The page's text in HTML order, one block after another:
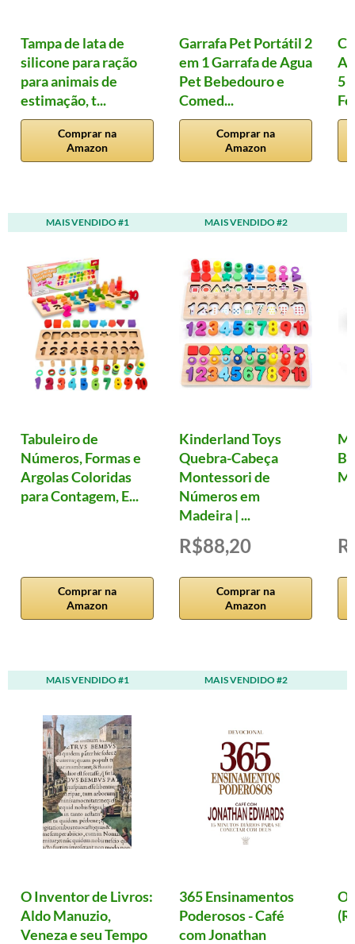
Tampa de lata de
silicone para ração
para animais de
estimação, t...
Comprar na
Amazon
Garrafa Pet Portátil 2
em 1 Garrafa de Agua
Pet Bebedouro e
Comed...
Comprar na
Amazon
5
MAIS VENDIDO #1
Tabuleiro de
Números, Formas e
Argolas Coloridas
para Contagem, E...
Comprar na
Amazon
MAIS VENDIDO #2
Kinderland Toys
Quebra-Cabeça
Montessori de
Números em
Madeira | ...
R$88,20
Comprar na
Amazon
MAIS VENDIDO #1
O Inventor de Livros:
Aldo Manuzio,
Veneza e seu Tempo
MAIS VENDIDO #2
365 Ensinamentos
Poderosos - Café
com Jonathan